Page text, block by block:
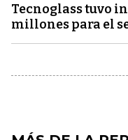
Tecnoglass tuvo
millones para el